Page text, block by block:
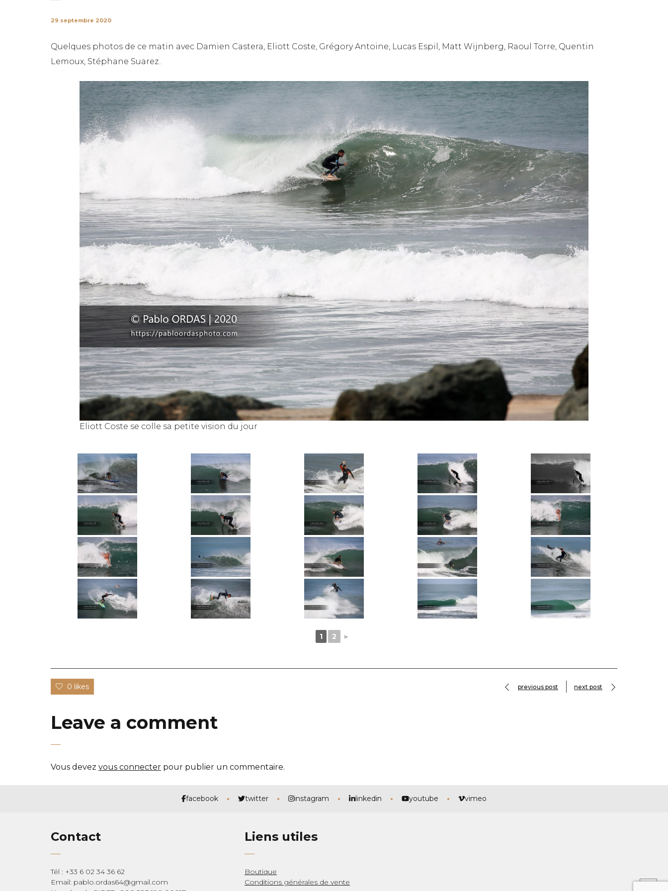
29 septembre 2020
Quelques photos de ce matin avec Damien Castera, Eliott Coste, Grégory Antoine, Lucas Espil, Matt Wijnberg, Raoul Torre, Quentin
Lemoux, Stéphane Suarez..
Eliott Coste se colle sa petite vision du jour
1 2 ►
0 likes previous post next post
Leave a comment
Vous devez vous connecter pour publier un commentaire.
facebook twitter instagram linkedin youtube vimeo
Contact
Tél : +33 6 02 34 36 62
Email: pablo.ordas64@gmail.com
Liens utiles
Boutique
Conditions générales de vente